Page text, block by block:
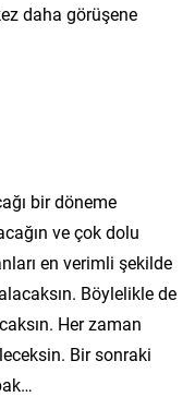
daha görüşene
bir döneme
ve çok dolu
en verimli şekilde
Böylelikle de
Her zaman
Bir sonraki